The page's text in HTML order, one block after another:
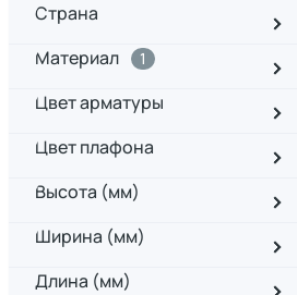
Страна
Материал
1
Цвет арматуры
Цвет плафона
Высота (мм)
Ширина (мм)
Длина (мм)